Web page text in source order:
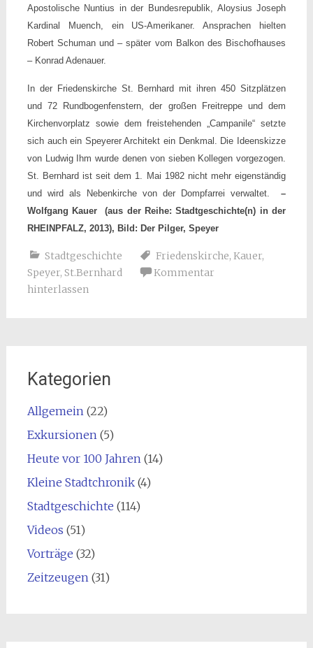
Apostolische Nuntius in der Bundesrepublik, Aloysius Joseph
Kardinal Muench, ein US-Amerikaner. Ansprachen hielten
Robert Schuman und – später vom Balkon des Bischofhauses
– Konrad Adenauer.
In der Friedenskirche St. Bernhard mit ihren 450 Sitzplätzen
und 72 Rundbogenfenstern, der großen Freitreppe und dem
Kirchenvorplatz sowie dem freistehenden „Campanile“ setzte
sich auch ein Speyerer Architekt ein Denkmal. Die Ideenskizze
von Ludwig Ihm wurde denen von sieben Kollegen vorgezogen.
St. Bernhard ist seit dem 1. Mai 1982 nicht mehr eigenständig
und wird als Nebenkirche von der Dompfarrei verwaltet.–
Wolfgang Kauer
(aus der Reihe: Stadtgeschichte(n) in der
RHEINPFALZ, 2013), Bild: Der Pilger, Speyer
Stadtgeschichte Friedenskirche, Kauer,
Speyer, St.Bernhard
Kommentar
hinterlassen
Kategorien
Allgemein(22)
Exkursionen(5)
Heute vor 100 Jahren(14)
Kleine Stadtchronik(4)
Stadtgeschichte (114)
Videos (51)
Vorträge (32)
Zeitzeugen(31)